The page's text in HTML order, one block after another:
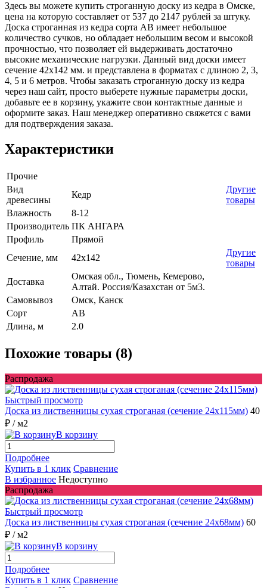
Здесь вы можете купить строганную доску из кедра в Омске,
цена на которую составляет от 537 до 2147 рублей за штуку.
Доска строганная из кедра сорта АВ имеет небольшое
количество сучков, но обладает небольшим весом и высокой
прочностью, что позволяет ей выдерживать достаточно
высокие механические нагрузки. Данный вид доски имеет
сечение 42х142 мм. и представлена в форматах с длиною 2, 3,
4, 5 и 6 метров. Чтобы заказать строганную доску из кедра
через наш сайт, просто выберете нужные параметры доски,
добавьте ее в корзину, укажите свои контактные данные и
оформите заказ. Наш менеджер оперативно свяжется с вами
для подтверждения заказа.
Характеристики
Прочие
Вид
древесины
Кедр
Другие
товары
Влажность
8-12
Производитель ПК АНГАРА
Профиль
Прямой
Сечение, мм
42x142
Другие
товары
Доставка
Омская обл., Тюмень, Кемерово,
Алтай. Россия/Казахстан от 5м3.
Самовывоз
Омск, Канск
Сорт
AB
Длина, м
2.0
Похожие товары (8)
Распродажа
Быстрый просмотр
Доска из лиственницы сухая строганая (сечение 24x115мм) 40
₽ / м2
В корзину
Подробнее
Купить в 1 клик Сравнение
В избранное Недоступно
Распродажа
Быстрый просмотр
Доска из лиственницы сухая строганая (сечение 24x68мм) 60
₽ / м2
В корзину
Подробнее
Купить в 1 клик Сравнение